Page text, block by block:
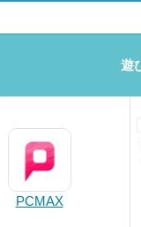
遊
PCMAX